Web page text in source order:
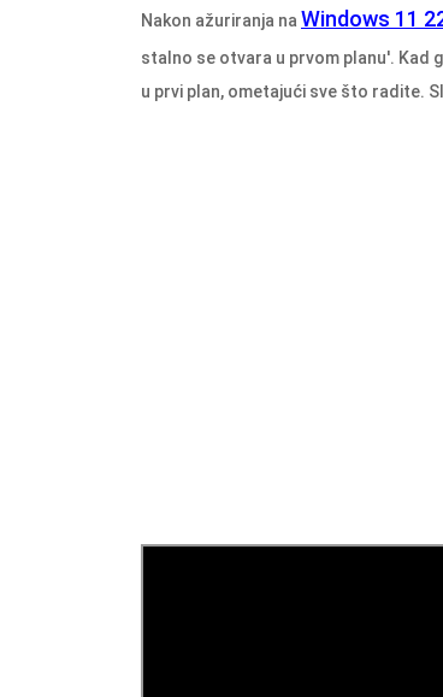
Nakon ažuriranja na Windows 11
stalno se otvara u prvom planu'. Kad
u prvi plan, ometajući sve što radite.